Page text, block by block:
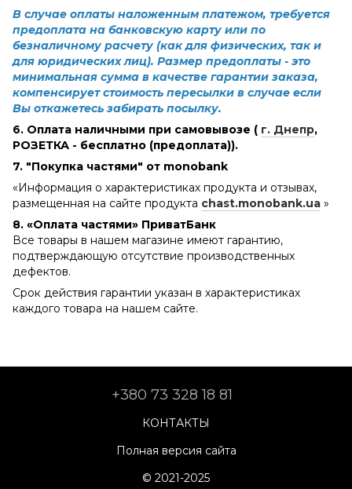
В случае оплаты наложенным платежом, требуется
предоплата на банковскую карту или по
безналичному расчету (как для физических, так и
для юридических лиц). Размер предоплаты - это
минимальная сумма в качестве гарантии заказа,
компенсирует стоимость пересылки в случае если
Вы откажетесь забирать посылку.
6. Оплата наличными при самовывозе ( г. Днепр,
РОЗЕТКА - бесплатно (предоплата)).
7. "Покупка частями" от monobank
«Информация о характеристиках продукта и отзывах,
размещенная на сайте продукта chast.monobank.ua »
8. «Оплата частями» ПриватБанк
Все товары в нашем магазине имеют гарантию,
подтверждающую отсутствие производственных
дефектов.
Срок действия гарантии указан в характеристиках
каждого товара на нашем сайте.
+380 73 328 18 81
КОНТАКТЫ
Полная версия сайта
© 2021-2025